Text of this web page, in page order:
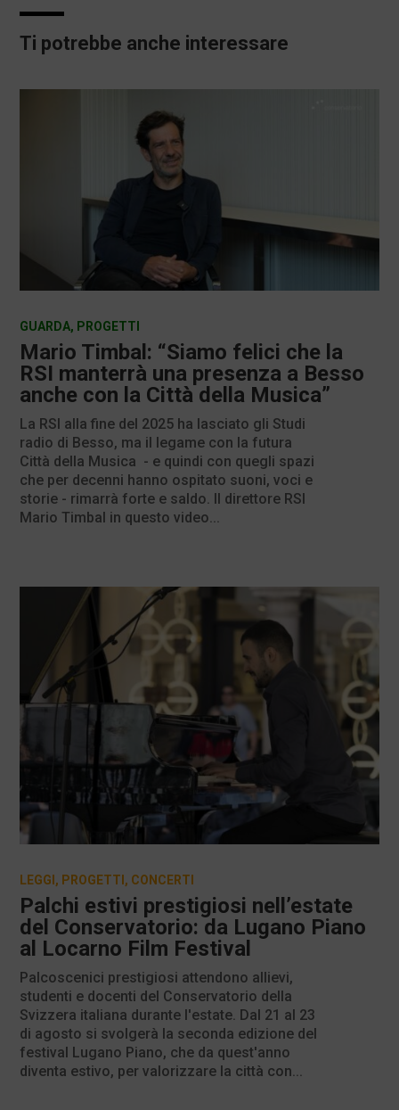
Ti potrebbe anche interessare
Mario Timbal: “Siamo felici che la
RSI manterrà una presenza a Besso
anche con la Città della Musica”
GUARDA, PROGETTI
La RSI alla fine del 2025 ha lasciato gli Studi
radio di Besso, ma il legame con la futura
Città della Musica - e quindi con quegli spazi
che per decenni hanno ospitato suoni, voci e
storie - rimarrà forte e saldo. Il direttore RSI
Mario Timbal in questo video...
Palchi estivi prestigiosi nell’estate
del Conservatorio: da Lugano Piano
al Locarno Film Festival
LEGGI , PROGETTI , CONCERTI
Palcoscenici prestigiosi attendono allievi,
studenti e docenti del Conservatorio della
Svizzera italiana durante l'estate. Dal 21 al 23
di agosto si svolgerà la seconda edizione del
festival Lugano Piano, che da quest'anno
diventa estivo, per valorizzare la città con...